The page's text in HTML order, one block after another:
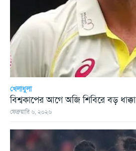
খেলাধুলা
বিশ্বকাপের আগে অজি শিবিরে বড় ধাক্কা
ফেব্রুয়ারি ৬, ২০২৬